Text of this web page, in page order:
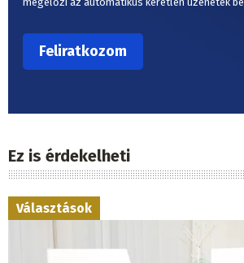
Ez is érdekelheti
Választások